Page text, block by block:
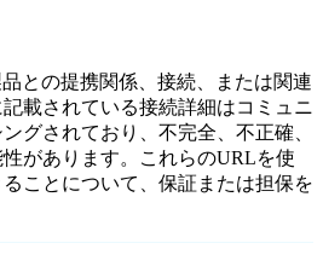
品との提携関係、接続、または関連
載されている接続詳細はコミュニ
グされており、不完全、不正確、
があります。これらのURLを使
ことについて、保証または担保を